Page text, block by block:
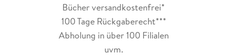
Bücher versandkostenfrei*
100 Tage Rückgaberecht***
Abholung in über 100 Filialen
uvm.